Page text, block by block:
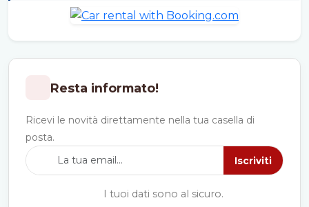
Resta informato!
Ricevi le novità direttamente nella tua casella di
posta.
Iscriviti
I tuoi dati sono al sicuro.